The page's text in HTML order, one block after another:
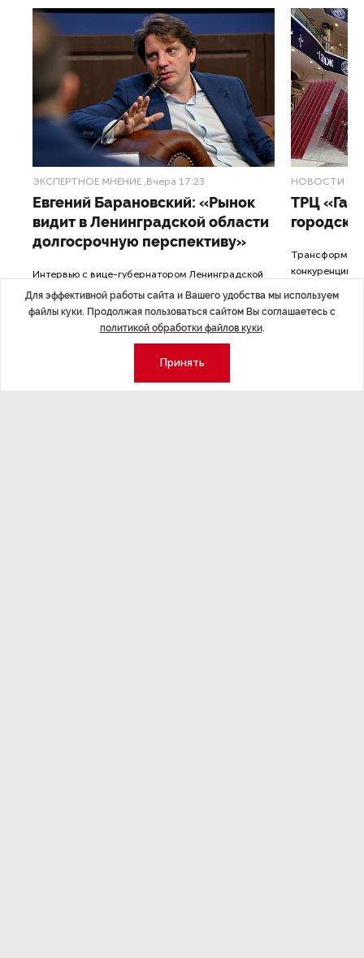
ЭКСПЕРТНОЕ МНЕНИЕ ,Вчера 17:23
Евгений Барановский: «Рынок
видит в Ленинградской области
долгосрочную перспективу»
Интервью с вице-губернатором Ленинградской
области Евгением Барановским.
НОВОСТИ
ТРЦ
конкуренции
Для эффективной работы сайта и Вашего удобства мы используем
файлы куки. Продолжая пользоваться сайтом Вы соглашаетесь с
политикой обработки файлов куки.
Принять